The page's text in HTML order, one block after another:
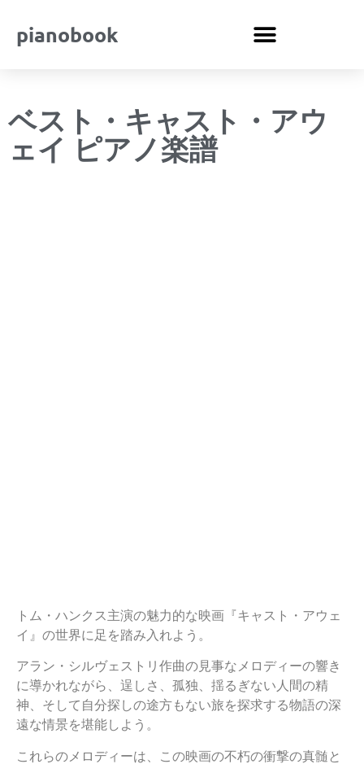
pianobook
ベスト・キャスト・アウ
ェイ ピアノ楽譜
トム・ハンクス主演の魅力的な映画『キャスト・アウェ
イ』の世界に足を踏み入れよう。
アラン・シルヴェストリ作曲の見事なメロディーの響き
に導かれながら、逞しさ、孤独、揺るぎない人間の精
神、そして自分探しの途方もない旅を探求する物語の深
遠な情景を堪能しよう。
これらのメロディーは、この映画の不朽の衝撃の真髄と